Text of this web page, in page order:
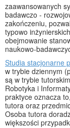
zaawansowanych
badawczo -
zakończeniu,
typowo
obejmowanie
naukowo-
Studia stacjonarne
w trybie dziennym
są w trybie
Robotyka i
praktyce oznacza
tutora oraz
Osoba tutora
większości